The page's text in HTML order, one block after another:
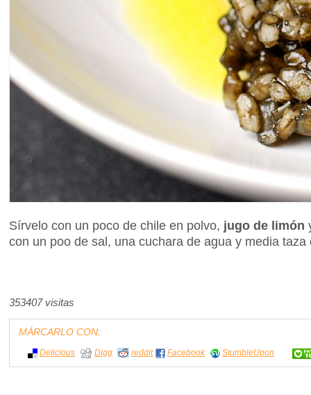
Sírvelo con un poco de chile en polvo, jugo de limón
con un poo de sal, una cuchara de agua y media
353407 visitas
MÁRCARLO CON:
Delicious Digg reddit Facebook StumbleUpon